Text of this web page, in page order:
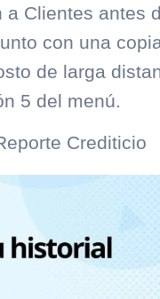
Clientes antes
con una
de larga
5 del menú.
Crediticio